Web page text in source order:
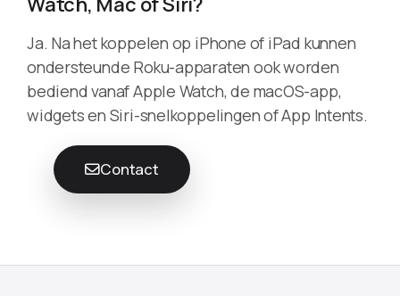
Ja. Na het koppelen op iPhone of iPad kunnen
ondersteunde Roku-apparaten ook worden
bediend vanaf Apple Watch, de macOS-app,
widgets en Siri-snelkoppelingen of App Intents.
Contact